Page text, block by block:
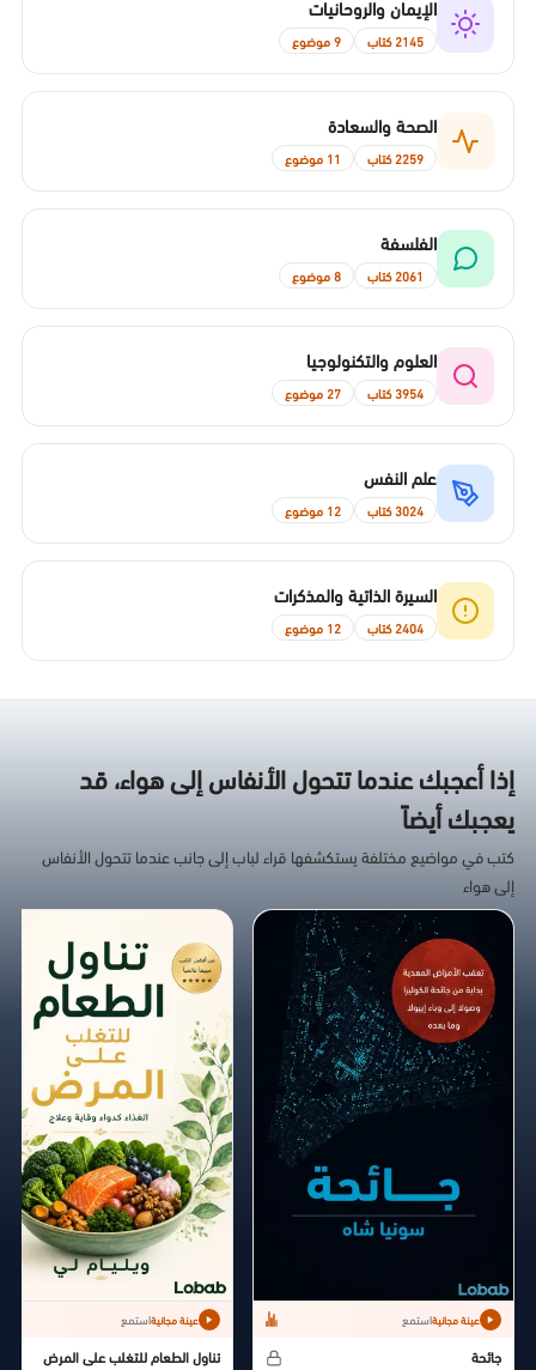
الإيمان والروحانيات
2145 كتاب 9 موضوع
الصحة والسعادة
2259 كتاب 11 موضوع
الفلسفة
2061 كتاب 8 موضوع
العلوم والتكنولوجيا
3954 كتاب 27 موضوع
علم النفس
3024 كتاب 12 موضوع
السيرة الذاتية والمذكرات
2404 كتاب 12 موضوع
إذا أعجبك عندما تتحول الأنفاس إلى هواء، قد
يعجبك أيضاً
كتب في مواضيع مختلفة يستكشفها قراء لباب إلى جانب عندما تتحول الأنفاس
إلى هواء
عينة مجانيةاستمع
جائحة
عينة مجانيةاستمع
تناول الطعام للتغلب على المرض